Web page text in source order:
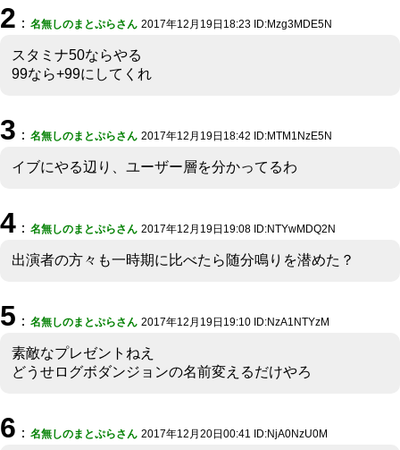
2 ： 名無しのまとぷらさん 2017年12月19日18:23 ID:Mzg3MDE5N
スタミナ50ならやる
99なら+99にしてくれ
3 ： 名無しのまとぷらさん 2017年12月19日18:42 ID:MTM1NzE5N
イブにやる辺り、ユーザー層を分かってるわ
4 ： 名無しのまとぷらさん 2017年12月19日19:08 ID:NTYwMDQ2N
出演者の方々も一時期に比べたら随分鳴りを潜めた？
5 ： 名無しのまとぷらさん 2017年12月19日19:10 ID:NzA1NTYzM
素敵なプレゼントねえ
どうせログボダンジョンの名前変えるだけやろ
6 ： 名無しのまとぷらさん 2017年12月20日00:41 ID:NjA0NzU0M